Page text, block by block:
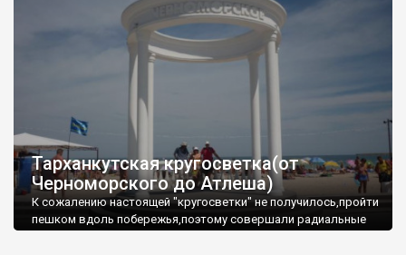
Тарханкутская кругосветка(от
Черноморского до Атлеша)
К сожалению настоящей "кругосветки" не получилось,пройти
пешком вдоль побережья,поэтому совершали радиальные